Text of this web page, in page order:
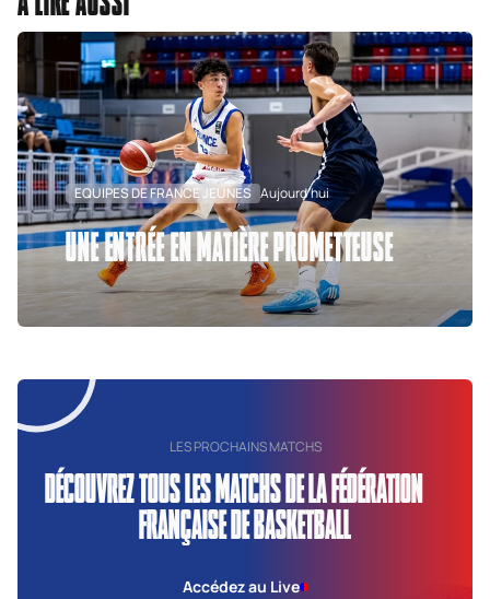
EQUIPES DE FRANCE JEUNES Aujourd'hui
UNE ENTRÉE EN MATIÈRE PROMETTEUSE
LES PROCHAINS MATCHS
DÉCOUVREZ TOUS LES MATCHS DE LA FÉDÉRATION
FRANÇAISE DE BASKETBALL
Accédez au Live